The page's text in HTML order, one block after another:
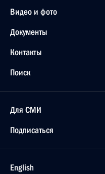
Видео и фото
Документы
Контакты
Поиск
Для СМИ
Подписаться
English